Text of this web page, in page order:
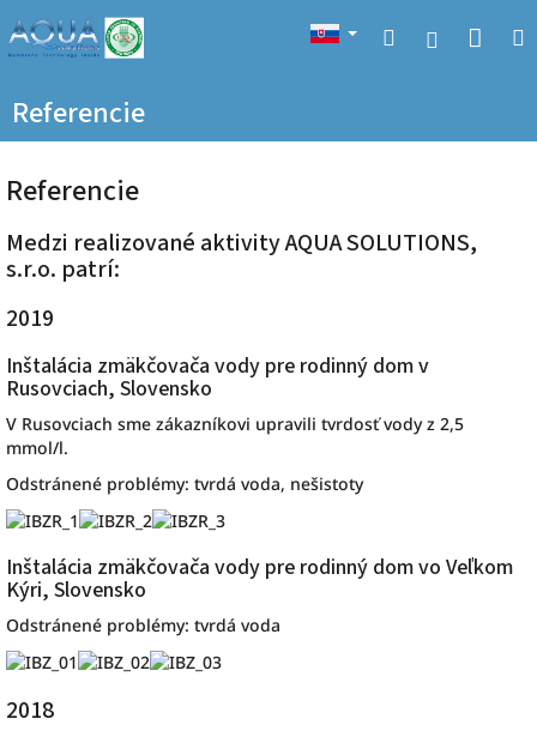
na
obsah
Hľadať
Referencie
Referencie
Medzi realizované aktivity AQUA SOLUTIONS,
s.r.o. patrí:
2019
Inštalácia zmäkčovača vody pre rodinný dom v
Rusovciach, Slovensko
V Rusovciach sme zákazníkovi upravili tvrdosť vody z 2,5
mmol/l.
Odstránené problémy: tvrdá voda, nešistoty
Inštalácia zmäkčovača vody pre rodinný dom vo Veľkom
Kýri, Slovensko
Odstránené problémy: tvrdá voda
2018